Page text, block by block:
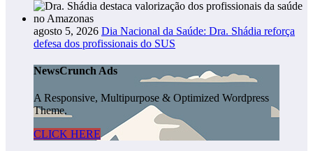
agosto 5, 2026 Dia Nacional da Saúde: Dra. Shádia reforça
defesa dos profissionais do SUS
NewsCrunch Ads
A Responsive, Multipurpose & Optimized Wordpress
Theme.
CLICK HERE